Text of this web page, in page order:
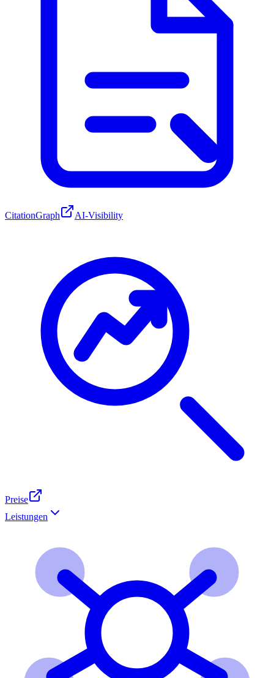
CitationGraph AI-Visibility
Preise
Leistungen